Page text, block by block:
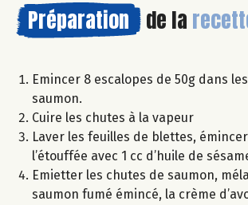
Préparation de la
Emincer 8 escalopes de 50g dans
saumon.
Cuire les chutes à la vapeur
Laver les feuilles de blettes,
l’étouffée avec 1 cc d’huile de
Emietter les chutes de saumon,
saumon fumé émincé, la crème